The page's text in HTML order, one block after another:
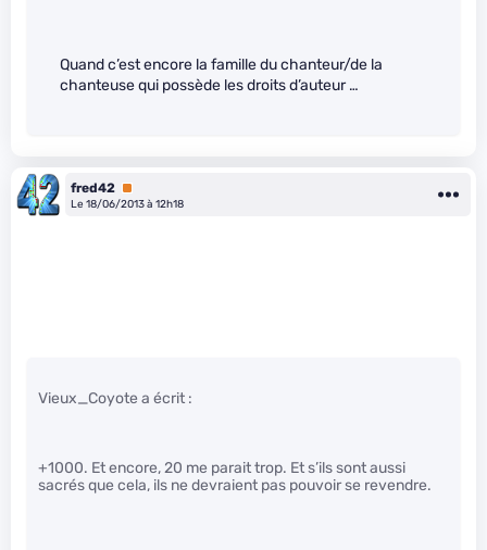
Quand c’est encore la famille du chanteur/de la
chanteuse qui possède les droits d’auteur …
fred42 Premium
Le 18/06/2013 à 12h18
Vieux_Coyote a écrit :
+1000. Et encore, 20 me parait trop. Et s’ils sont aussi
sacrés que cela, ils ne devraient pas pouvoir se revendre.